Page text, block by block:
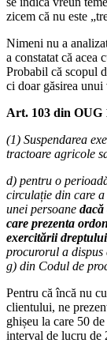
zicem că nu este
Nimeni nu a
a constatat că acea
Probabil că scopul
ci doar găsirea unui
Art. 103 din OUG
(1) Suspendarea
tractoare agricole
d) pentru o
circulație din care
unei persoane
care prezenta
exercitării
procurorul a
g) din Codul de
Pentru că încă nu
clientului, ne
ghișeu la care 50
interval de lucru de